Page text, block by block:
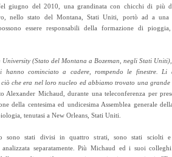
giugno del 2010, una grandinata con chicchi di più
nello stato del Montana, Stati Uniti, portò ad a una
essere responsabili della formazione di
University (Stato del Montana a Bozeman, negli Stati
hanno cominciato a cadere, rompendo le finestre. Li
che era nel loro nucleo ed abbiamo trovato una
Alexander Michaud, durante una teleconferenza per
della centesima ed undicesima Assemblea generale
tenutasi a New Orleans, Stati Uniti.
sono stati divisi in quattro strati, sono stati sciolti
analizzata separatamente. Più Michaud ed i suoi